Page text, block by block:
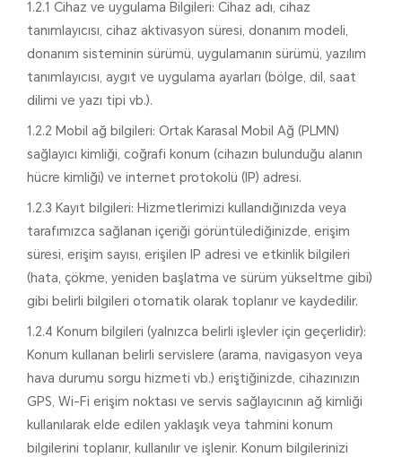
1.2.1 Cihaz ve uygulama Bilgileri: Cihaz adı, cihaz
tanımlayıcısı, cihaz aktivasyon süresi, donanım modeli,
donanım sisteminin sürümü, uygulamanın sürümü, yazılım
tanımlayıcısı, aygıt ve uygulama ayarları (bölge, dil, saat
dilimi ve yazı tipi vb.).
1.2.2 Mobil ağ bilgileri: Ortak Karasal Mobil Ağ (PLMN)
sağlayıcı kimliği, coğrafi konum (cihazın bulunduğu alanın
hücre kimliği) ve internet protokolü (IP) adresi.
1.2.3 Kayıt bilgileri: Hizmetlerimizi kullandığınızda veya
tarafımızca sağlanan içeriği görüntülediğinizde, erişim
süresi, erişim sayısı, erişilen IP adresi ve etkinlik bilgileri
(hata, çökme, yeniden başlatma ve sürüm yükseltme gibi)
gibi belirli bilgileri otomatik olarak toplanır ve kaydedilir.
1.2.4 Konum bilgileri (yalnızca belirli işlevler için geçerlidir):
Konum kullanan belirli servislere (arama, navigasyon veya
hava durumu sorgu hizmeti vb.) eriştiğinizde, cihazınızın
GPS, Wi-Fi erişim noktası ve servis sağlayıcının ağ kimliği
kullanılarak elde edilen yaklaşık veya tahmini konum
bilgilerini toplanır, kullanılır ve işlenir. Konum bilgilerinizi